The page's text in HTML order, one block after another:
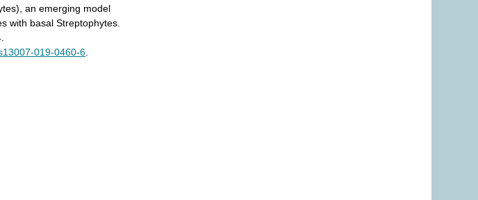
an emerging model
with basal Streptophytes.
019-0460-6